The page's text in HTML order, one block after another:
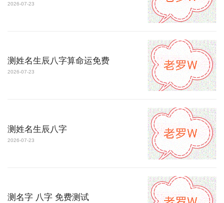
2026-07-23
测姓名生辰八字算命运免费
2026-07-23
测姓名生辰八字
2026-07-23
测名字 八字 免费测试